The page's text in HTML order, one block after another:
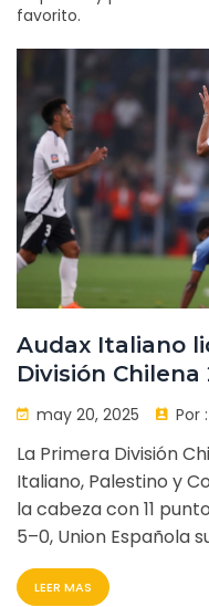
favorito.
Audax Italiano
División Chilena
actualizada y
campeonato
may 20, 2025 Por :
La Primera División
Italiano, Palestino y
la cabeza con 11
5–0, Union Española
casa, y Lionel
liga suma 16 equipos y
LEER MAS